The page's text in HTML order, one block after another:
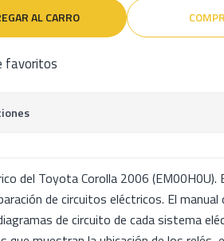
AL CARRO
favoritos
del Toyota Corolla 2006 (EM00H0U).
de circuitos eléctricos. El manual
de circuito de cada sistema